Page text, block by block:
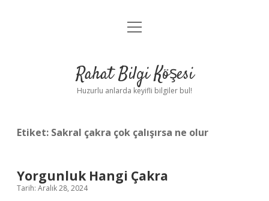
Anasayfa
Yasal Uyarı
menüyü
Rahat Bilgi Köşesi
Huzurlu anlarda keyifli bilgiler bul!
Etiket: Sakral çakra çok çalışırsa ne olur
Yorgunluk Hangi Çakra
Tarih: Aralık 28, 2024